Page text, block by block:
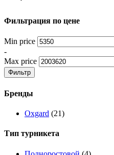
Фильтрация по цене
Min price
-
Max price
Фильтр
Бренды
Oxgard (21)
Тип турникета